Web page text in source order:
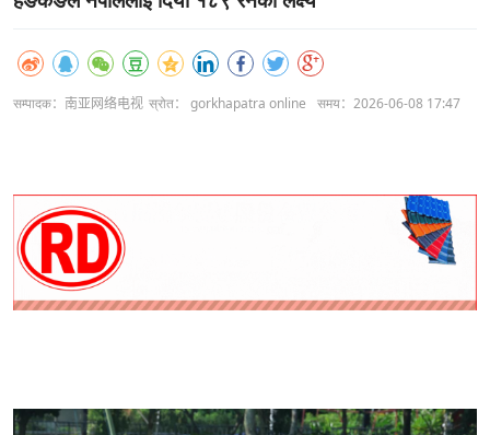
सम्पादक：南亚网络电视 स्रोत： gorkhapatra online समय：2026-06-08 17:47